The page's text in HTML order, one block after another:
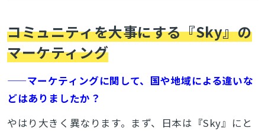
コミュニティを大事にする『Sky』の
マーケティング
——マーケティングに関して、国や地域による違いな
どはありましたか？
やはり大きく異なります。まず、日本は『Sky』にと